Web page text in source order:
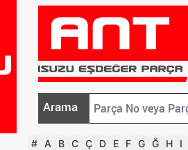
Arama
# A B C Ç D E F G Ğ H I